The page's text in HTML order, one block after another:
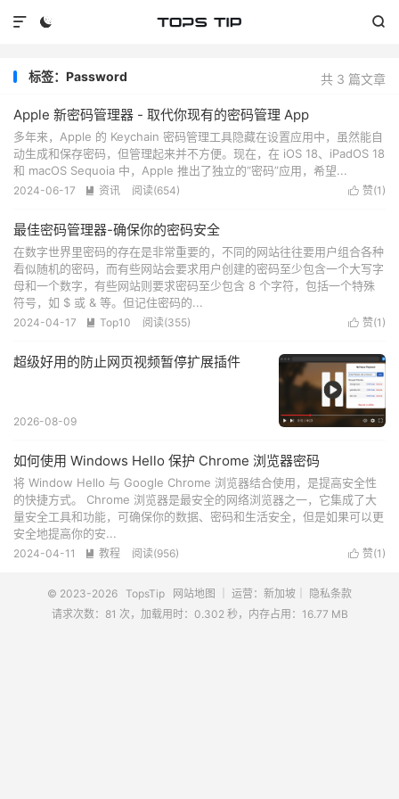
 

共 3 篇文章
标签：Password
Apple 新密码管理器 - 取代你现有的密码管理 App
多年来，Apple 的 Keychain 密码管理工具隐藏在设置应用中，虽然能自
动生成和保存密码，但管理起来并不方便。现在，在 iOS 18、iPadOS 18
和 macOS Sequoia 中，Apple 推出了独立的“密码”应用，希望...
 赞(1 )
2024-06-17  资讯 阅读(654)
最佳密码管理器-确保你的密码安全
在数字世界里密码的存在是非常重要的，不同的网站往往要用户组合各种
看似随机的密码，而有些网站会要求用户创建的密码至少包含一个大写字
母和一个数字，有些网站则要求密码至少包含 8 个字符，包括一个特殊
符号，如 $ 或 & 等。但记住密码的...
 赞(1 )
2024-04-17  Top10 阅读(355)
超级好用的防止网页视频暂停扩展插件
2026-08-09
如何使用 Windows Hello 保护 Chrome 浏览器密码
将 Window Hello 与 Google Chrome 浏览器结合使用，是提高安全性
的快捷方式。 Chrome 浏览器是最安全的网络浏览器之一，它集成了大
量安全工具和功能，可确保你的数据、密码和生活安全，但是如果可以更
安全地提高你的安...
 赞(1 )
2024-04-11  教程 阅读(956)
© 2023-2026 TopsTip 网站地图 ｜ 运营：新加坡｜
隐私条款
请求次数：81 次，加载用时：0.302 秒，内存占用：16.77 MB